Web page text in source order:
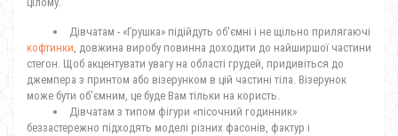
Дівчатам - «Грушка» підійдуть об'ємні і не щільно прилягаючі
кофтинки, довжина виробу повинна доходити до найширшої частини
стегон. Щоб акцентувати увагу на області грудей, придивіться до
джемпера з принтом або візерунком в цій частині тіла. Візерунок
може бути об'ємним, це буде Вам тільки на користь.
Дівчатам з типом фігури «пісочний годинник»
беззастережно підходять моделі різних фасонів, фактур і